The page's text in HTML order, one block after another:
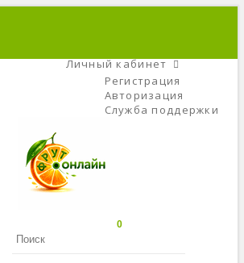
Личный кабинет
Регистрация
Авторизация
Служба поддержки
0